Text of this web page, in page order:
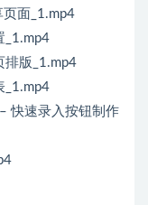
面_1.mp4
_1.mp4
排版_1.mp4
_1.mp4
快速录入按钮制作